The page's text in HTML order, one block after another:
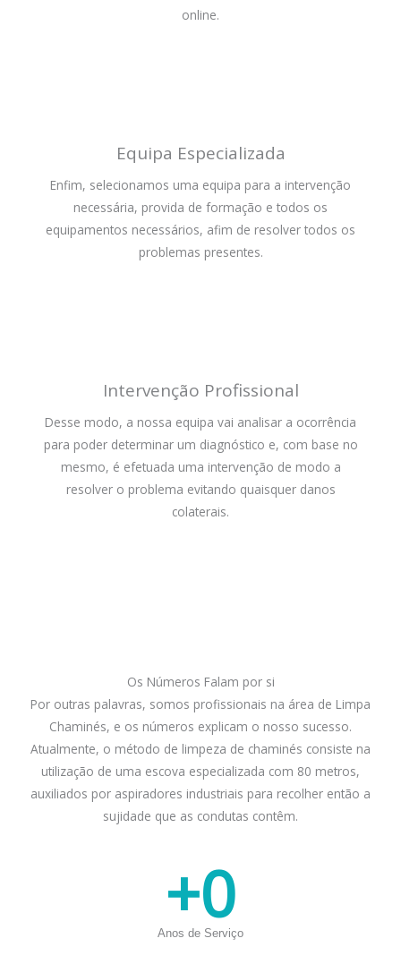
online.
Equipa Especializada
Enfim, selecionamos uma equipa para a intervenção
necessária, provida de formação e todos os
equipamentos necessários, afim de resolver todos os
problemas presentes.
Intervenção Profissional
Desse modo, a nossa equipa vai analisar a ocorrência
para poder determinar um diagnóstico e, com base no
mesmo, é efetuada uma intervenção de modo a
resolver o problema evitando quaisquer danos
colaterais.
Os Números Falam por si
Por outras palavras, somos profissionais na área de Limpa
Chaminés, e os números explicam o nosso sucesso.
Atualmente, o método de limpeza de chaminés consiste na
utilização de uma escova especializada com 80 metros,
auxiliados por aspiradores industriais para recolher então a
sujidade que as condutas contêm.
Anos de Serviço
+0